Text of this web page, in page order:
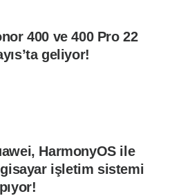
400 ve 400 Pro 22
geliyor!
HarmonyOS ile
işletim sistemi